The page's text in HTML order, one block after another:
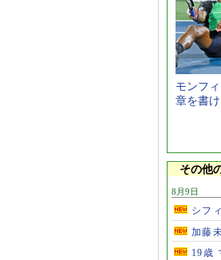
モンフ
章を書け
その他
8月9日
シフ
加藤
19歳